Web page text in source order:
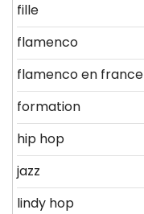
fille
flamenco
flamenco en france
formation
hip hop
jazz
lindy hop